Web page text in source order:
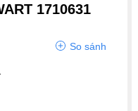
1710631
So sánh